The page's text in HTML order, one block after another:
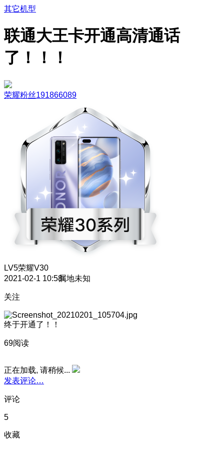
其它机型
联通大王卡开通高清通话
了！！！
荣耀粉丝191866089
LV5荣耀V30
2021-02-1 10:58属地未知
关注
终于开通了！！
69阅读
正在加载, 请稍候...
发表评论…
评论
5
收藏